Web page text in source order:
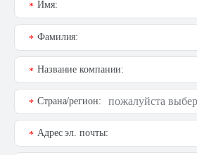
Имя:
*
Фамилия:
*
Название компании:
*
Страна/регион:
*
Адрес эл. почты:
*